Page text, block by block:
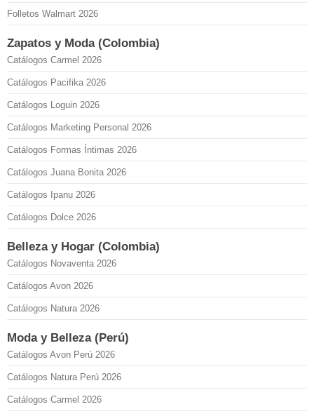
Folletos Walmart 2026
Zapatos y Moda (Colombia)
Catálogos Carmel 2026
Catálogos Pacifika 2026
Catálogos Loguin 2026
Catálogos Marketing Personal 2026
Catálogos Formas Íntimas 2026
Catálogos Juana Bonita 2026
Catálogos Ipanu 2026
Catálogos Dolce 2026
Belleza y Hogar (Colombia)
Catálogos Novaventa 2026
Catálogos Avon 2026
Catálogos Natura 2026
Moda y Belleza (Perú)
Catálogos Avon Perú 2026
Catálogos Natura Perú 2026
Catálogos Carmel 2026